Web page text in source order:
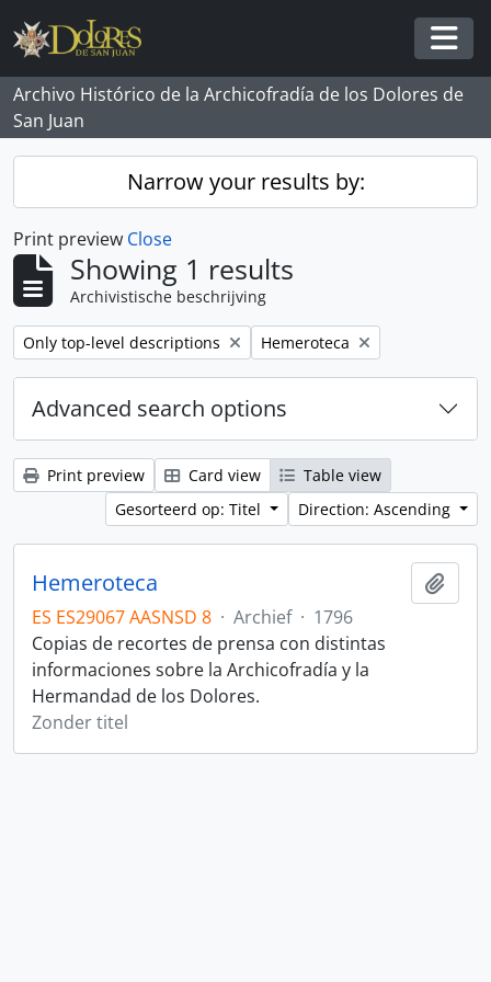
Skip to main content
Archivo Histórico de la Archicofradía de los Dolores de
San Juan
Narrow your results by:
Print preview Close
Showing 1 results
Archivistische beschrijving
Remove filter:
Only top-level descriptions Remove filter:
Hemeroteca
Advanced search options
Print preview Card view
Table view
Gesorteerd op: Titel
Direction: Ascending
Hemeroteca
ES ES29067 AASNSD 8 · Archief · 1796
Copias de recortes de prensa con distintas
informaciones sobre la Archicofradía y la
Hermandad de los Dolores.
Zonder titel